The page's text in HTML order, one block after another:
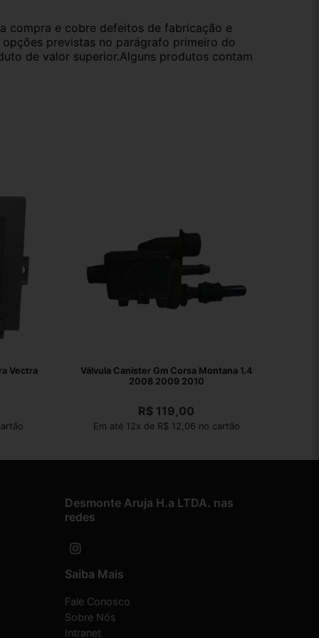
compra e cobre defeitos de fabricação e
previstas no parágrafo primeiro do
de valor superior.Alguns produtos contam
Vectra
Válvula Canister Gm Corsa Montana 1.4
2008 2009 2010
R$ 119,00
Em até 12x de R$ 12,06 no cartão
Desmonte Aruja H.a LTDA. nas
redes
Saiba Mais
Fale Conosco
Sobre Nós
Intranet